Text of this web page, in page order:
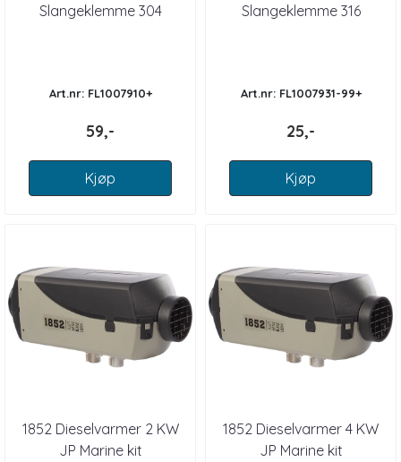
Slangeklemme 304
Art.nr: FL1007910+
59,-
Kjøp
Slangeklemme 316
Art.nr: FL1007931-99+
25,-
Kjøp
1852 Dieselvarmer 2 KW
JP Marine kit
1852 Dieselvarmer 4 KW
JP Marine kit